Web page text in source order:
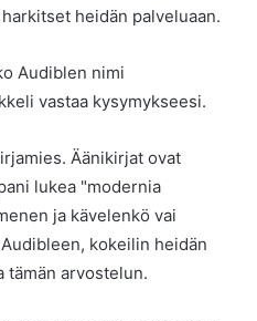
heidän palveluaan.
Audiblen nimi
vastaa kysymykseesi.
Äänikirjat ovat
lukea "modernia
ja kävelenkö vai
kokeilin heidän
tämän arvostelun.